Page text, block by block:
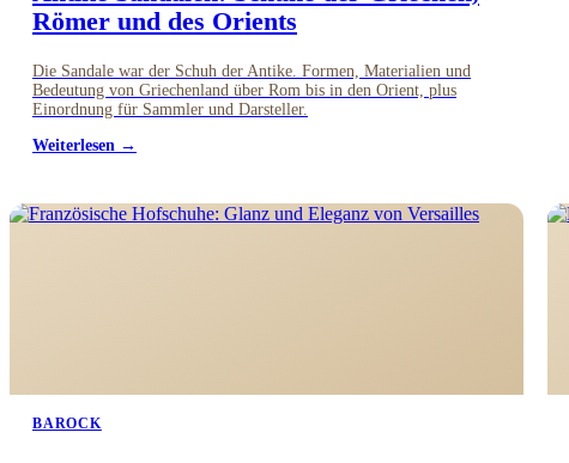
Römer und des Orients
Die Sandale war der Schuh der Antike. Formen, Materialien und
Bedeutung von Griechenland über Rom bis in den Orient, plus
Einordnung für Sammler und Darsteller.
Weiterlesen →
BAROCK